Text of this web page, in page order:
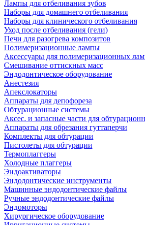
Лампы для отбеливания зубов
Наборы для домашнего отбеливания
Наборы для клинического отбеливания
Уход после отбеливания (гели)
Печи для разогрева композитов
Полимеризационные лампы
Аксессуары для полимеризационных
Смешивание оттискных масс
Эндодонтическое оборудование
Анестезия
Апекслокаторы
Аппараты для депофореза
Обтурационные системы
Аксес. и запасные части для
Аппараты для обрезания гуттаперчи
Комплекты для обтурации
Пистолеты для обтурации
Термоплаггеры
Холодные плаггеры
Эндоактиваторы
Эндодонтические инструменты
Машинные эндодонтические файлы
Ручные эндодонтические файлы
Эндомоторы
Хирургическое оборудование